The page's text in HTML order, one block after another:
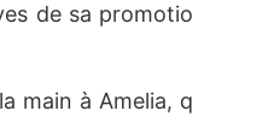
de sa promotio
main à Amelia, q